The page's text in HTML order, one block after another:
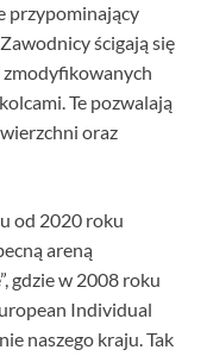
przypominający
ścigają się
zmodyfikowanych
Te pozwalają
oraz
od 2020 roku
areną
gdzie w 2008 roku
Individual
naszego kraju. Tak